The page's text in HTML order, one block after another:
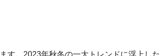
す。2023年秋冬の一大トレンドに浮上した